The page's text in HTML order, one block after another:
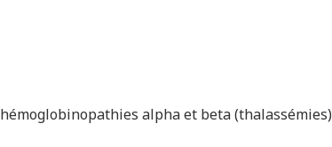
alpha et beta (thalassémies)